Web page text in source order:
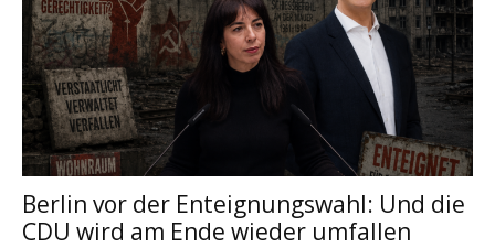
Berlin vor der Enteignungswahl: Und die
CDU wird am Ende wieder umfallen